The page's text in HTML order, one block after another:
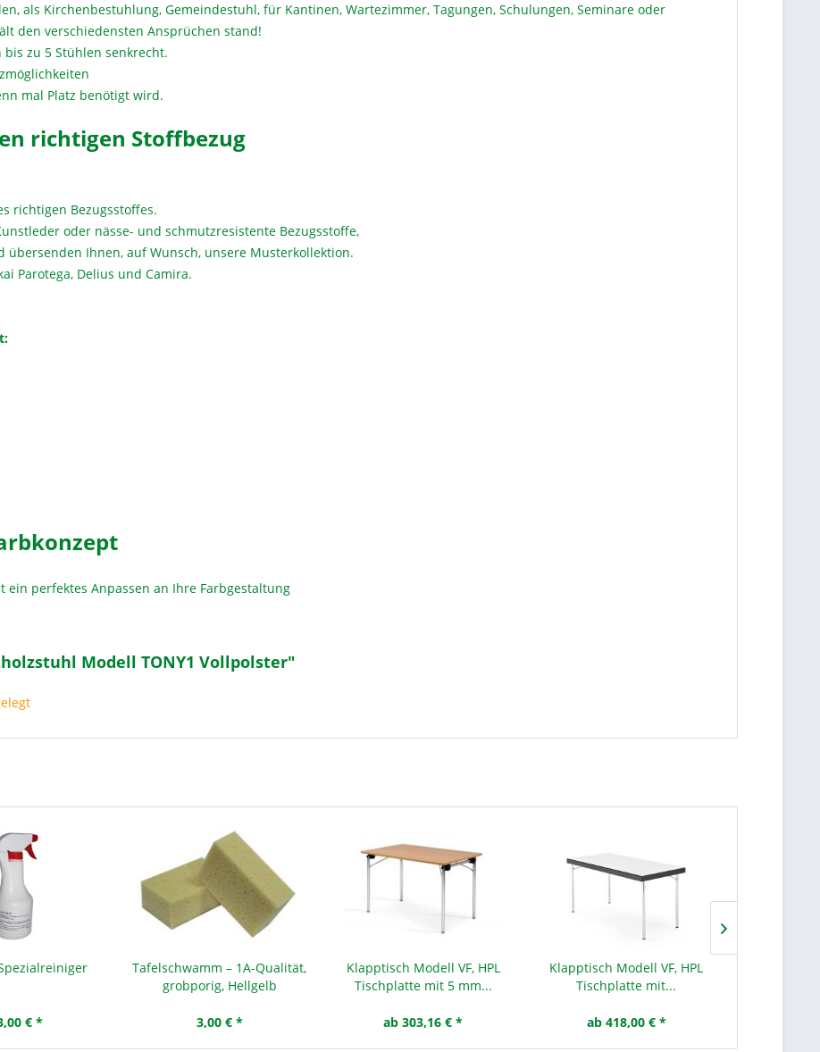
als Kirchenbestuhlung, Gemeindestuhl, für Kantinen, Wartezimmer, Tagungen, Schulungen, Seminare oder
den verschiedensten Ansprüchen stand!
zu 5 Stühlen senkrecht.
mal Platz benötigt wird.
richtigen Stoffbezug
richtigen Bezugsstoffes.
oder nässe- und schmutzresistente Bezugsstoffe,
Ihnen, auf Wunsch, unsere Musterkollektion.
Parotega, Delius und Camira.
ein perfektes Anpassen an Ihre Farbgestaltung
Modell TONY1 Vollpolster"
€ *
Tafelschwamm – 1A-Qualität,
grobporig, Hellgelb
3,00 € *
Klapptisch Modell VF, HPL
Tischplatte mit 5 mm...
ab 303,16 € *
Klapptisch Modell VF, HPL
Tischplatte mit...
ab 418,00 € *